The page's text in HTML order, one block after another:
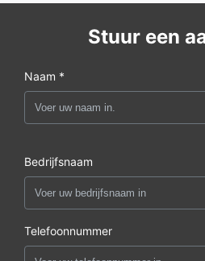
Stuur een
Naam *
Bedrijfsnaam
Telefoonnummer